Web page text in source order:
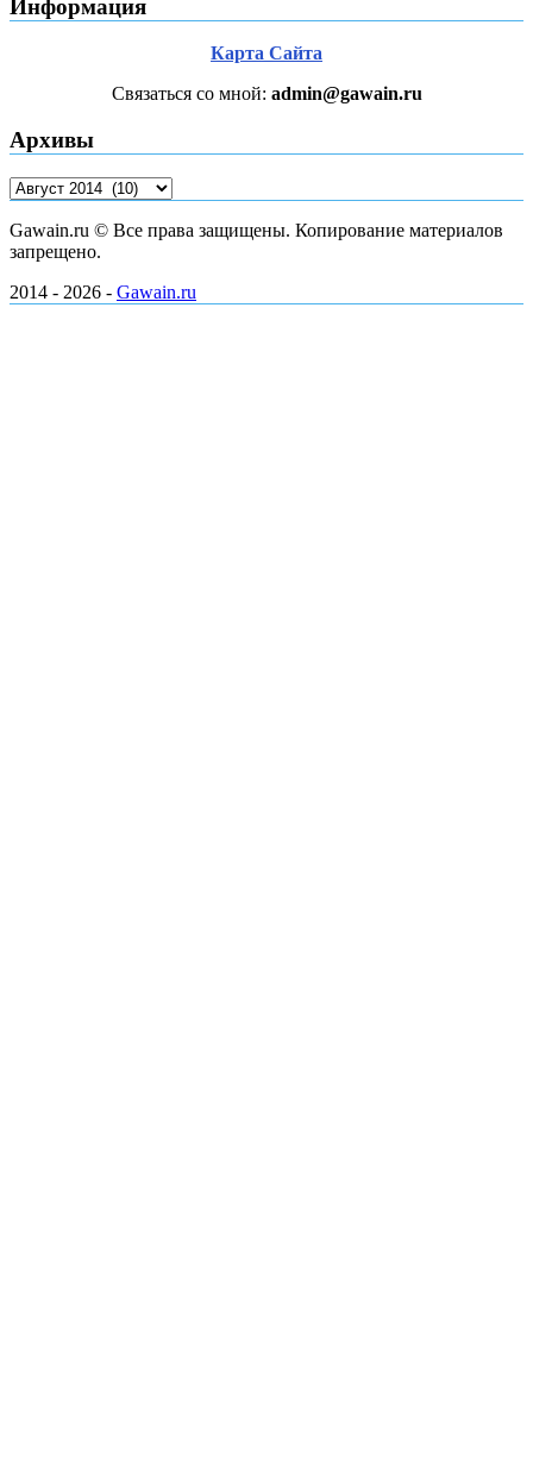
Информация
Карта Сайта
Связаться со мной: admin@gawain.ru
Архивы
Архивы
Gawain.ru © Все права защищены. Копирование материалов
запрещено.
2014 - 2026 - Gawain.ru